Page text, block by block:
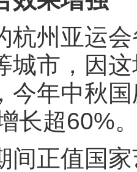
杭州亚运
城市，因
今年中秋
长超60%
间正值国